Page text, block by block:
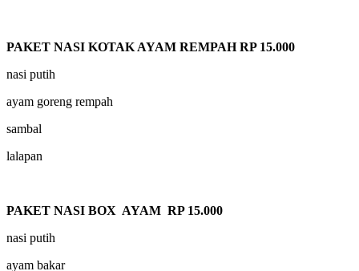
PAKET NASI KOTAK AYAM REMPAH RP 15.000
nasi putih
ayam goreng rempah
sambal
lalapan
PAKET NASI BOX AYAM RP 15.000
nasi putih
ayam bakar